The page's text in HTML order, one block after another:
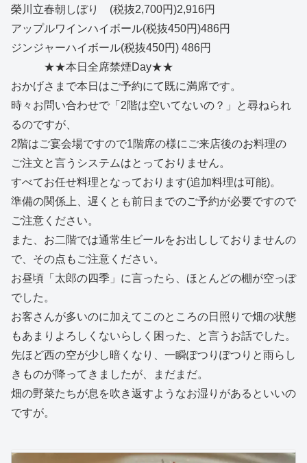
榮川立春朝しぼり (税抜2,700円)2,916円
アップルワインハイボール(税抜450円)486円
ジンジャーハイボール(税抜450円) 486円
★★本日全席禁煙Day★★
おかげさまで本日はご予約にて既に満席です。
時々お問い合わせで「2階は空いてないの？」と尋ねられ
るのですが、
2階はご宴会場ですので1階席の様にご来店後のお料理の
ご注文と言うシステムはとっておりません。
すべてお任せ料理となっております(追加料理は可能)。
準備の関係上、遅くとも前日までのご予約が必要ですので
ご注意ください。
また、お二階では通常生ビールをお出ししておりませんの
で、その点もご注意ください。
お昼頃「太郎の四季」に言ったら、ほとんどの棚が空っぽ
でした。
お客さんが多いのに加えてこのところの日照りで畑の状態
もあまりよろしくないらしく困った、と言うお話でした。
先ほど西の空が少し暗くなり、一瞬ぽつりぽつりと雨らし
きものが降ってきましたが、まだまだ。
畑の野菜たちが息を吹き返すようなお湿りがあるといいの
ですが。